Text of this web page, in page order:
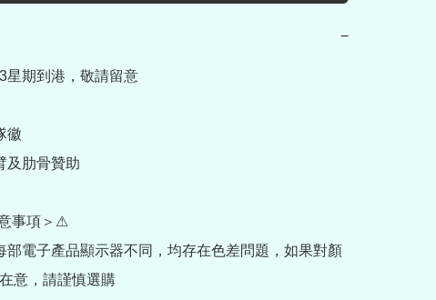
−
星期到港，敬請留意
徽
及肋骨贊助
事項＞⚠
部電子產品顯示器不同，均存在色差問題，如果對顏
意，請謹慎選購